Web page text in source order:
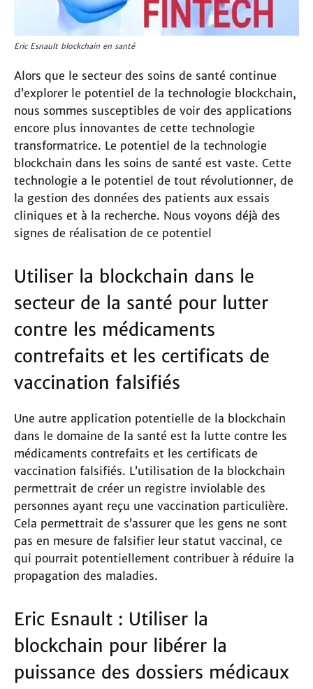
Eric Esnault blockchain en santé
Alors que le secteur des soins de santé continue
d’explorer le potentiel de la technologie blockchain,
nous sommes susceptibles de voir des applications
encore plus innovantes de cette technologie
transformatrice. Le potentiel de la technologie
blockchain dans les soins de santé est vaste. Cette
technologie a le potentiel de tout révolutionner, de
la gestion des données des patients aux essais
cliniques et à la recherche. Nous voyons déjà des
signes de réalisation de ce potentiel
Utiliser la blockchain dans le
secteur de la santé pour lutter
contre les médicaments
contrefaits et les certificats de
vaccination falsifiés
Une autre application potentielle de la blockchain
dans le domaine de la santé est la lutte contre les
médicaments contrefaits et les certificats de
vaccination falsifiés. L’utilisation de la blockchain
permettrait de créer un registre inviolable des
personnes ayant reçu une vaccination particulière.
Cela permettrait de s’assurer que les gens ne sont
pas en mesure de falsifier leur statut vaccinal, ce
qui pourrait potentiellement contribuer à réduire la
propagation des maladies.
Eric Esnault : Utiliser la
blockchain pour libérer la
puissance des dossiers médicaux